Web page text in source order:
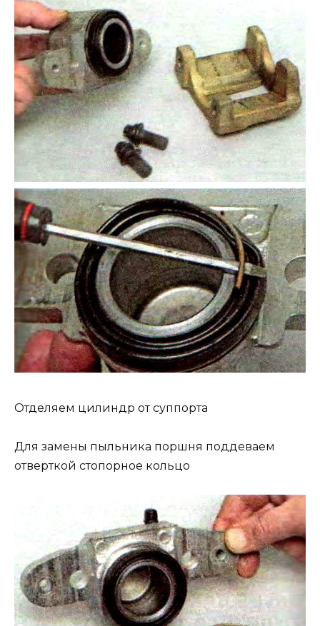
Отделяем цилиндр от суппорта
Для замены пыльника поршня поддеваем
отверткой стопорное кольцо